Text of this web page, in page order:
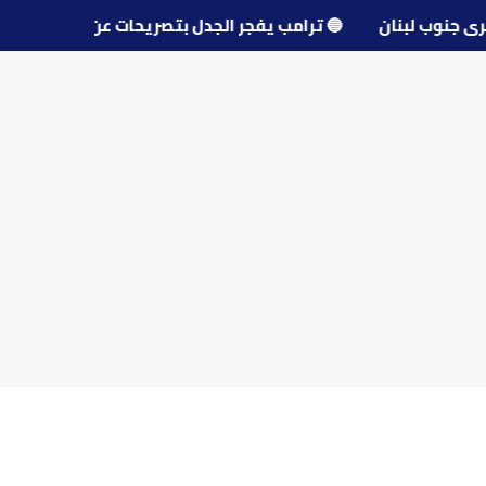
قرى جنوب لبنان 🔵ترامب يفجر الجدل بتصريحات عن